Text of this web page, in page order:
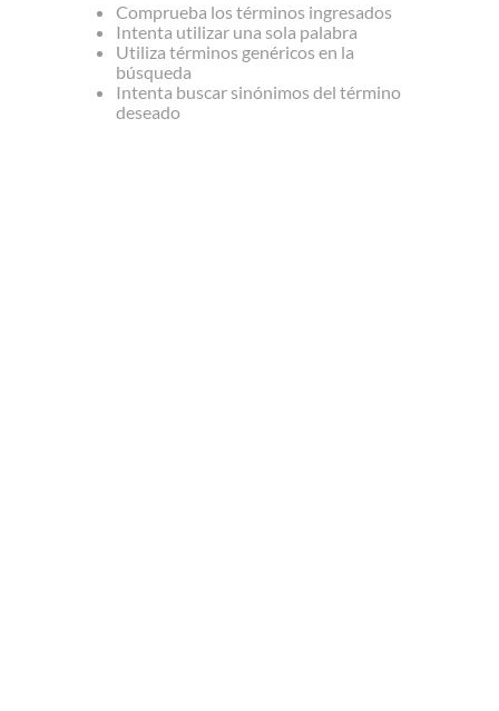
Comprueba los términos ingresados
Intenta utilizar una sola palabra
Utiliza términos genéricos en la
búsqueda
Intenta buscar sinónimos del término
deseado